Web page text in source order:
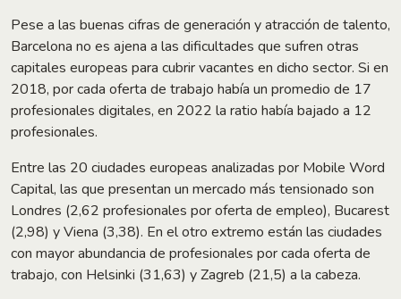
Pese a las buenas cifras de generación y atracción de talento,
Barcelona no es ajena a las dificultades que sufren otras
capitales europeas para cubrir vacantes en dicho sector. Si en
2018, por cada oferta de trabajo había un promedio de 17
profesionales digitales, en 2022 la ratio había bajado a 12
profesionales.
Entre las 20 ciudades europeas analizadas por Mobile Word
Capital, las que presentan un mercado más tensionado son
Londres (2,62 profesionales por oferta de empleo), Bucarest
(2,98) y Viena (3,38). En el otro extremo están las ciudades
con mayor abundancia de profesionales por cada oferta de
trabajo, con Helsinki (31,63) y Zagreb (21,5) a la cabeza.